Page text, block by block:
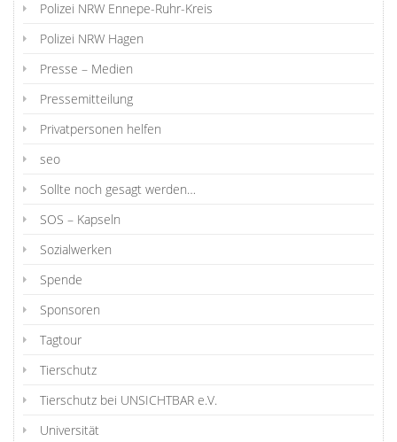
Polizei NRW Ennepe-Ruhr-Kreis
Polizei NRW Hagen
Presse – Medien
Pressemitteilung
Privatpersonen helfen
seo
Sollte noch gesagt werden…
SOS – Kapseln
Sozialwerken
Spende
Sponsoren
Tagtour
Tierschutz
Tierschutz bei UNSICHTBAR e.V.
Universität